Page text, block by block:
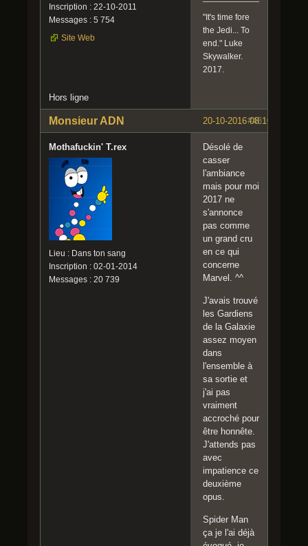
Inscription : 22-10-2011
Messages : 5 754
Site Web
"It's time fore
the Jedi... To
end." Luke
Skywalker.
2017.
Hors ligne
#46
20-10-2016 08:10:03
Monsieur ADN
Mothafuckin' T.rex
Lieu : Dans ton sang
Inscription : 02-01-2014
Messages : 20 739
Désolé de
casser
l'ambiance
mais pour moi
2017 ne
s'annonce
pas comme
un grand cru
en ce qui
concerne
Marvel. ^^
J'avais trouvé
les Gardiens
de la Galaxie
assez moyen
dans
l'ensemble à
sa sortie et
j'ai pas
vraiment
accroché pour
être honnête.
J'attends pas
avec
impatience ce
deuxième
opus.
Spider Man
ça je l'ai déjà